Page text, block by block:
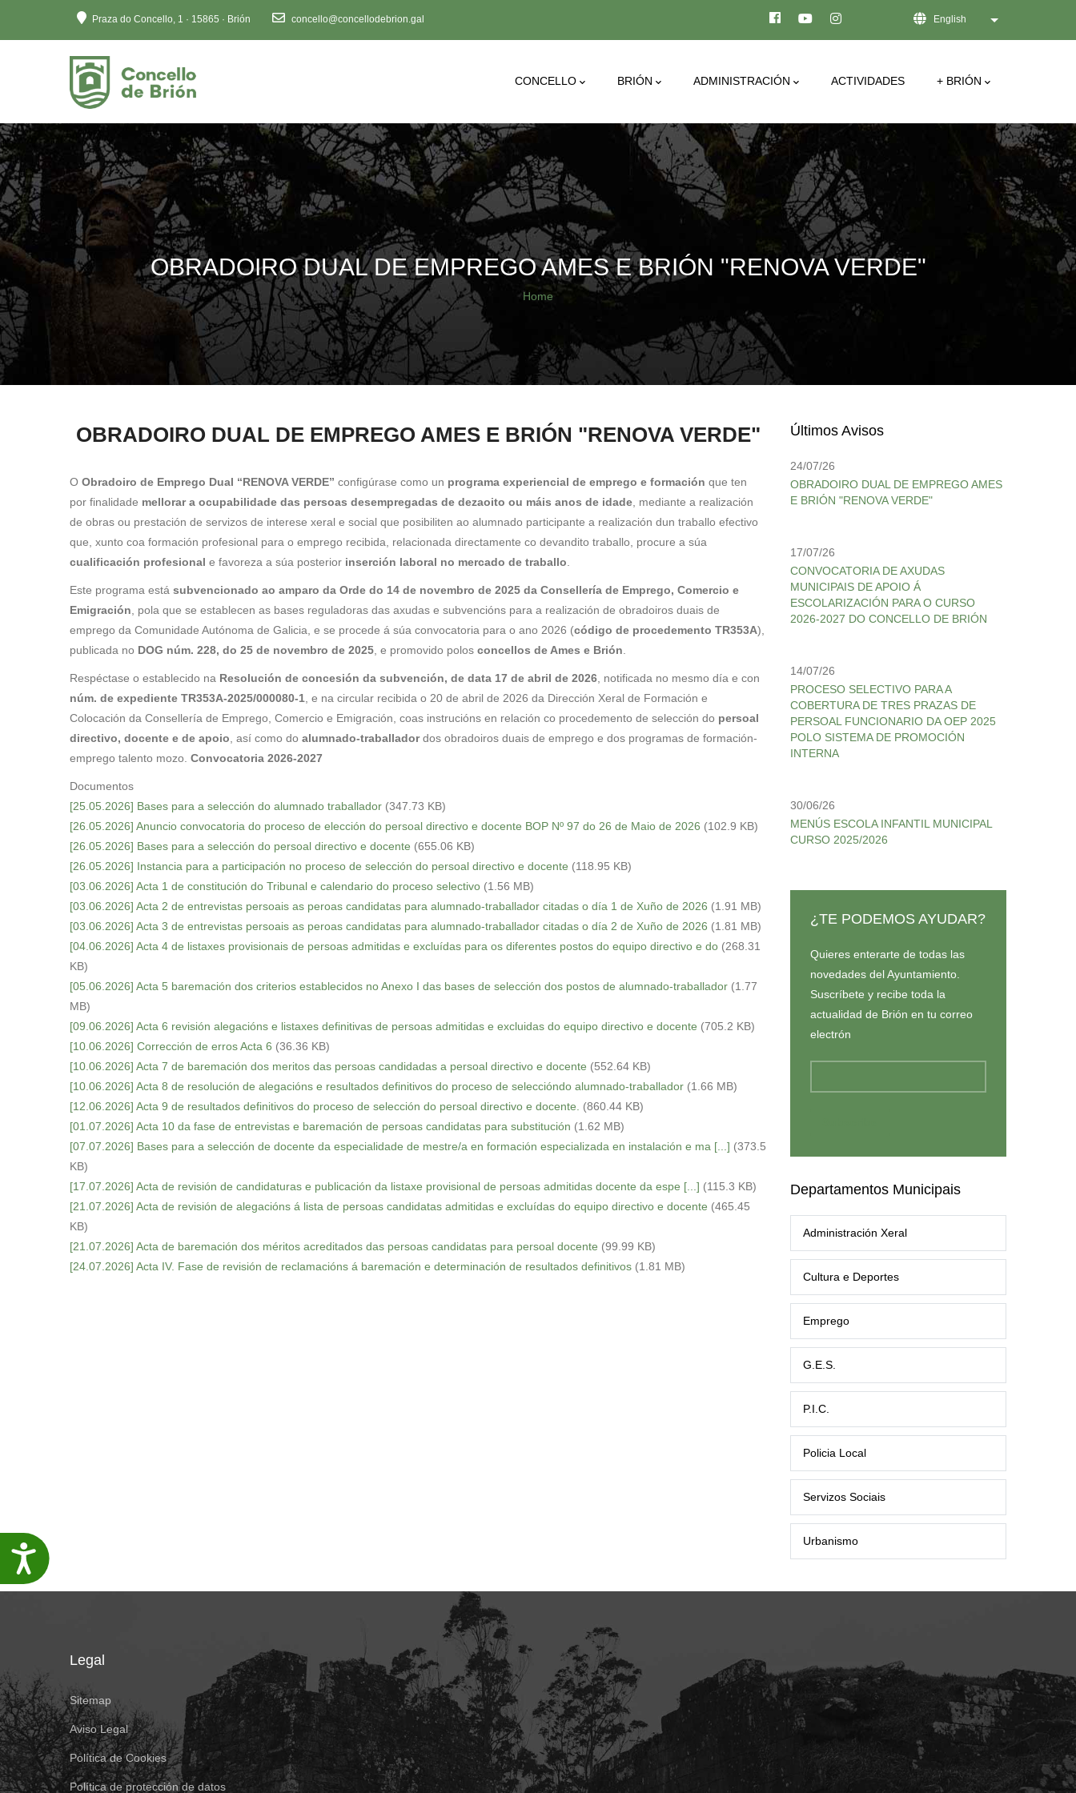
web
inclúe
un
sistema
de
accesibilidade.
Preme
Control-
F11
para
axustar
o
sitio
accesibilidade.
Accesibilidade
Praza do Concello, 1 · 15865 · Brión concello@concellodebrion.gal English List additional
Main
CONCELLO BRIÓN ADMINISTRACIÓN ACTIVIDADES + BRIÓN
OBRADOIRO DUAL DE EMPREGO AMES E BRIÓN "RENOVA VERDE"
Breadcrumb
Home
OBRADOIRO DUAL DE EMPREGO AMES E BRIÓN "RENOVA VERDE"
O Obradoiro de Emprego Dual “RENOVA VERDE” configúrase como un programa experiencial de emprego e formación que ten
por finalidade mellorar a ocupabilidade das persoas desempregadas de dezaoito ou máis anos de idade , mediante a realización
de obras ou prestación de servizos de interese xeral e social que posibiliten ao alumnado participante a realización dun traballo efectivo
que, xunto coa formación profesional para o emprego recibida, relacionada directamente co devandito traballo, procure a súa
cualificación profesional e favoreza a súa posterior inserción laboral no mercado de traballo
Este programa está subvencionado ao amparo da Orde do 14 de novembro de 2025 da Consellería de Emprego, Comercio e
Emigración , pola que se establecen as bases reguladoras das axudas e subvencións para a realización de obradoiros duais de
emprego da Comunidade Autónoma de Galicia, e se procede á súa convocatoria para o ano 2026 (código de procedemento TR353A),
publicada no DOG núm. 228, do 25 de novembro de 2025 , e promovido polos concellos de Ames e Brión
Respéctase o establecido na Resolución de concesión da subvención, de data 17 de abril de 2026 , notificada no mesmo día e con
núm. de expediente TR353A-2025/000080-1 , e na circular recibida o 20 de abril de 2026 da Dirección Xeral de Formación e
Colocación da Consellería de Emprego, Comercio e Emigración, coas instrucións en relación co procedemento de selección do persoal
directivo, docente e de apoio , así como do alumnado-traballadordos obradoiros duais de emprego e dos programas de formación-
emprego talento mozo. Convocatoria 2026-2027
Documentos
[25.05.2026] Bases para a selección do alumnado traballador (347.73 KB)
[26.05.2026] Anuncio convocatoria do proceso de elección do persoal directivo e docente BOP Nº 97 do 26 de Maio de 2026 (102.9 KB)
[26.05.2026] Bases para a selección do persoal directivo e docente (655.06 KB)
[26.05.2026] Instancia para a participación no proceso de selección do persoal directivo e docente (118.95 KB)
[03.06.2026] Acta 1 de constitución do Tribunal e calendario do proceso selectivo (1.56 MB)
[03.06.2026] Acta 2 de entrevistas persoais as peroas candidatas para alumnado-traballador citadas o día 1 de Xuño de 2026 (1.91 MB)
[03.06.2026] Acta 3 de entrevistas persoais as peroas candidatas para alumnado-traballador citadas o día 2 de Xuño de 2026 (1.81 MB)
[04.06.2026] Acta 4 de listaxes provisionais de persoas admitidas e excluídas para os diferentes postos do equipo directivo e do (268.31
KB)
[05.06.2026] Acta 5 baremación dos criterios establecidos no Anexo I das bases de selección dos postos de alumnado-traballador (1.77
MB)
[09.06.2026] Acta 6 revisión alegacións e listaxes definitivas de persoas admitidas e excluidas do equipo directivo e docente (705.2 KB)
[10.06.2026] Corrección de erros Acta 6 (36.36 KB)
[10.06.2026] Acta 7 de baremación dos meritos das persoas candidadas a persoal directivo e docente (552.64 KB)
[10.06.2026] Acta 8 de resolución de alegacións e resultados definitivos do proceso de seleccióndo alumnado-traballador (1.66 MB)
[12.06.2026] Acta 9 de resultados definitivos do proceso de selección do persoal directivo e docente.
(860.44 KB)
[01.07.2026] Acta 10 da fase de entrevistas e baremación de persoas candidatas para substitución (1.62 MB)
[07.07.2026] Bases para a selección de docente da especialidade de mestre/a en formación especializada en instalación e ma [...] (373.5
KB)
[17.07.2026] Acta de revisión de candidaturas e publicación da listaxe provisional de persoas admitidas docente da espe [...] (115.3 KB)
[21.07.2026] Acta de revisión de alegacións á lista de persoas candidatas admitidas e excluídas do equipo directivo e docente (465.45
KB)
[21.07.2026] Acta de baremación dos méritos acreditados das persoas candidatas para persoal docente (99.99 KB)
[24.07.2026] Acta IV. Fase de revisión de reclamacións á baremación e determinación de resultados definitivos (1.81 MB)
Últimos Avisos
24/07/26
OBRADOIRO DUAL DE EMPREGO AMES
E BRIÓN "RENOVA VERDE"
17/07/26
CONVOCATORIA DE AXUDAS
MUNICIPAIS DE APOIO Á
ESCOLARIZACIÓN PARA O CURSO
2026-2027 DO CONCELLO DE BRIÓN
14/07/26
PROCESO SELECTIVO PARA A
COBERTURA DE TRES PRAZAS DE
PERSOAL FUNCIONARIO DA OEP 2025
POLO SISTEMA DE PROMOCIÓN
INTERNA
30/06/26
MENÚS ESCOLA INFANTIL MUNICIPAL
CURSO 2025/2026
¿TE PODEMOS AYUDAR?
Quieres enterarte de todas las
novedades del Ayuntamiento.
Suscríbete y recibe toda la
actualidad de Brión en tu correo
electrón
Departamentos Municipais
Administración Xeral
Cultura e Deportes
Emprego
G.E.S.
P.I.C.
Policia Local
Servizos Sociais
Urbanismo
Legal
Sitemap
Aviso Legal
Política de Cookies
Política de protección de datos